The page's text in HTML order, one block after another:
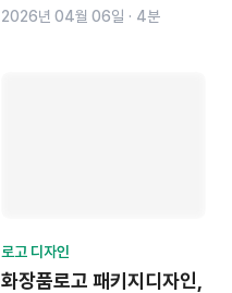
랜드는 잘 팔리고 어떤 브랜드
2026년 04월 06일 · 4분
로고 디자인
화장품로고 패키지디자인,